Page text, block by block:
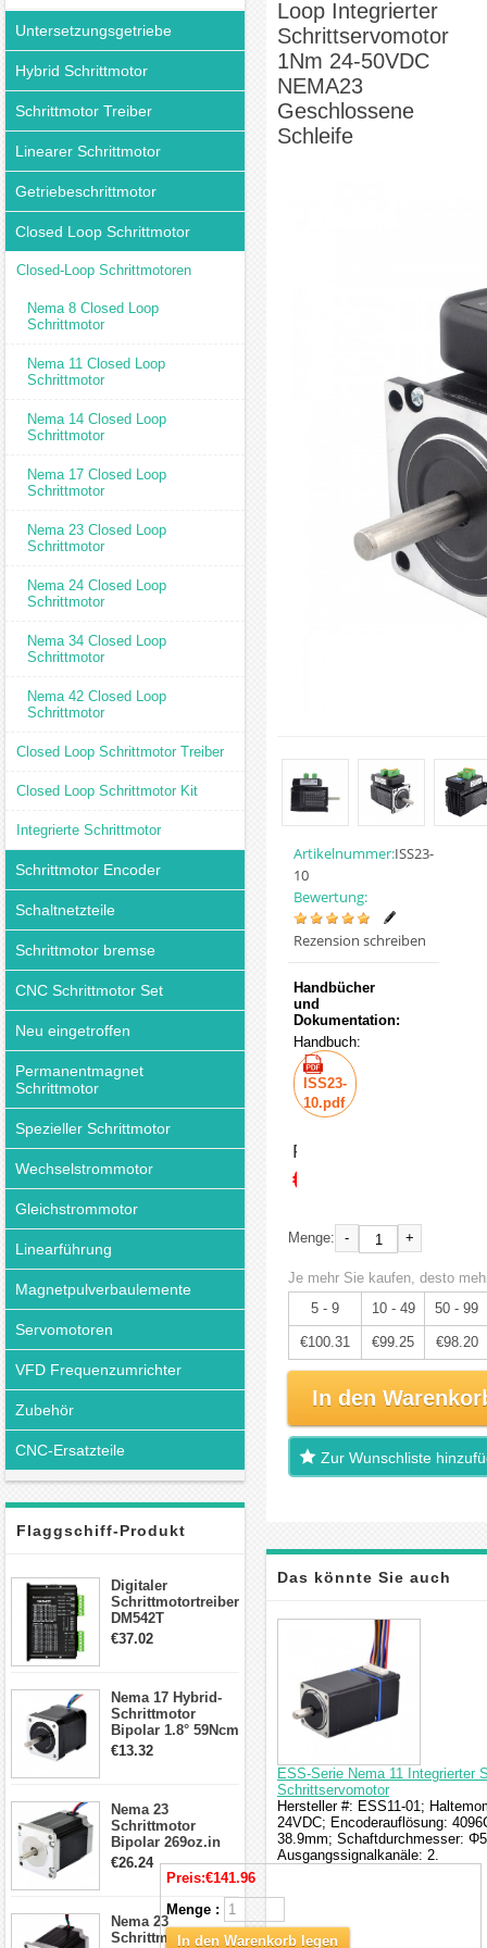
Untersetzungsgetriebe
Hybrid Schrittmotor
Schrittmotor Treiber
Linearer Schrittmotor
Getriebeschrittmotor
Closed Loop Schrittmotor
Closed-Loop Schrittmotoren
Nema 8 Closed Loop
Schrittmotor
Nema 11 Closed Loop
Schrittmotor
Nema 14 Closed Loop
Schrittmotor
Nema 17 Closed Loop
Schrittmotor
Nema 23 Closed Loop
Schrittmotor
Nema 24 Closed Loop
Schrittmotor
Nema 34 Closed Loop
Schrittmotor
Nema 42 Closed Loop
Schrittmotor
Closed Loop Schrittmotor Treiber
Closed Loop Schrittmotor Kit
Integrierte Schrittmotor
Schrittmotor Encoder
Schaltnetzteile
Schrittmotor bremse
CNC Schrittmotor Set
Neu eingetroffen
Permanentmagnet
Schrittmotor
Spezieller Schrittmotor
Wechselstrommotor
Gleichstrommotor
Linearführung
Magnetpulverbaulemente
Servomotoren
VFD Frequenzumrichter
Zubehör
CNC-Ersatzteile
Flaggschiff-Produkt
Digitaler
Schrittmotortreiber
DM542T
Schrittmotor
Schrittmotor
€37.02
Nema 17 Hybrid-
Schrittmotor
Bipolar 1.8° 59Ncm
2A 4 Drähte mit 1m
€13.32
Nema 23
Schrittmotor
Bipolar 269oz.in
2,8A 57x57x76mm
23HS30-2804S
€26.24
Nema 23
Schrittmotor
Loop Integrierter
Schrittservomotor
1Nm 24-50VDC
NEMA23
Geschlossene
Schleife
Artikelnummer:ISS23-
10
Bewertung:
Rezension schreiben
Handbücher
und
Dokumentation:
Handbuch:
ISS23-
10.pdf
Preis:
€105.59
Menge: - +
Je mehr Sie kaufen, desto
5 - 9
10 - 49 50 - 99
€100.31 €99.25 €98.20
In den
Zur Wunschliste
Das könnte Sie auch
interessieren
ESS-Serie Nema 11 Integrierter
Schrittservomotor
Hersteller #: ESS11-01;
24VDC; Encoderauflösung:
38.9mm; Schaftdurchmesser:
Ausgangssignalkanäle: 2.
Preis:€141.96
Menge :
In den Warenkorb legen